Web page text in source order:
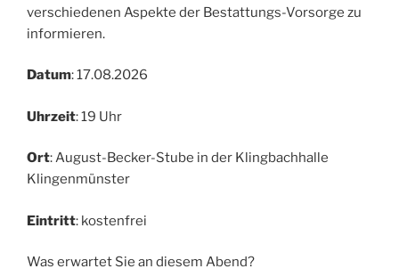
verschiedenen Aspekte der Bestattungs-Vorsorge zu
informieren.
Datum: 17.08.2026
Uhrzeit: 19 Uhr
Ort: August-Becker-Stube in der Klingbachhalle
Klingenmünster
Eintritt: kostenfrei
Was erwartet Sie an diesem Abend?